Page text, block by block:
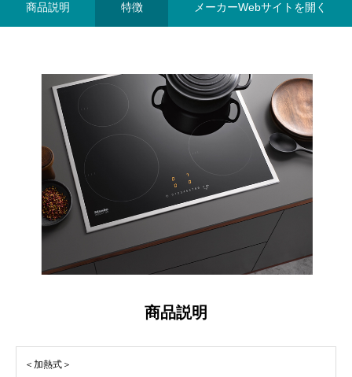
商品説明 特徴 メーカーWebサイトを開く
商品説明
＜加熱式＞